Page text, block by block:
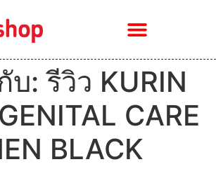
บ:รีวิว KURIN
CARE
BLACK